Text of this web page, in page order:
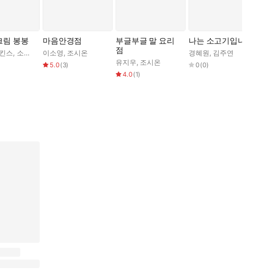
림 봉봉
스, 소피 블래콜 ,길상효
마음안경점
이소영, 조시온
5.0(3)
부글부글 말 요리
점
유지우, 조시온
4.0(1)
나는 소고기입니다
경혜원, 김주연
0(0)